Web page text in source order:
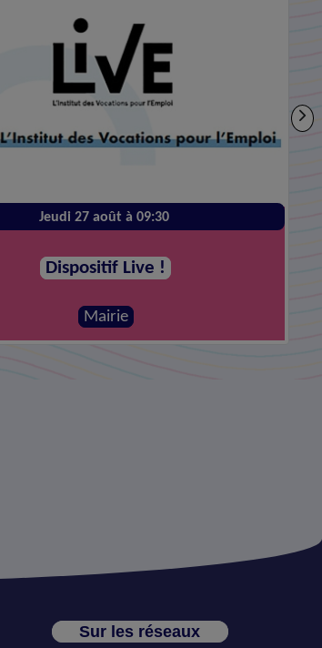
Jeudi 27 août à 09:30
Dispositif Live !
Mairie
Sur les réseaux